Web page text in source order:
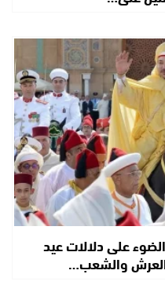
على دلالات عيد
العرش والشعب…